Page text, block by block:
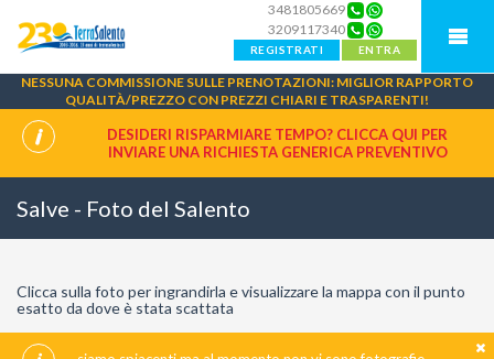
3481805669
3209117340
REGISTRATI ENTRA
NESSUNA COMMISSIONE SULLE PRENOTAZIONI: MIGLIOR RAPPORTO
QUALITÀ/PREZZO CON PREZZI CHIARI E TRASPARENTI!
DESIDERI RISPARMIARE TEMPO? CLICCA QUI PER
INVIARE UNA RICHIESTA GENERICA PREVENTIVO
Salve - Foto del Salento
Clicca sulla foto per ingrandirla e visualizzare la mappa con il punto
esatto da dove è stata scattata